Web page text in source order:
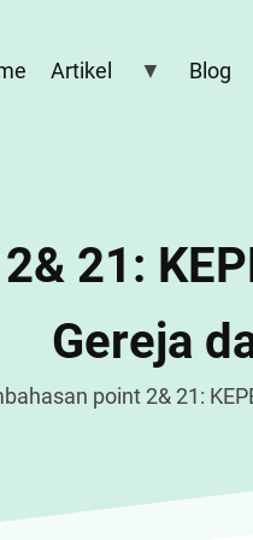
Artikel Blog
21:
Gereja
point 2& 21: